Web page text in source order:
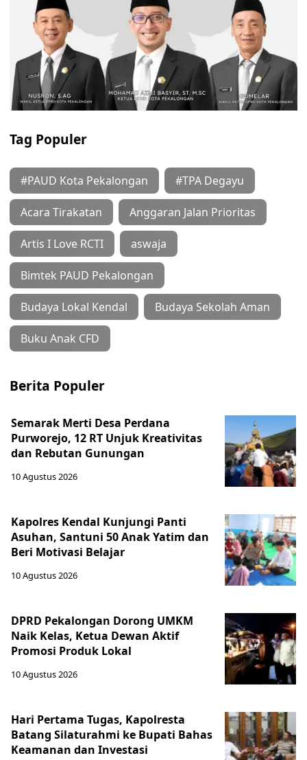
Tag Populer
#PAUD Kota Pekalongan #TPA Degayu
Acara Tirakatan Anggaran Jalan Prioritas
Artis I Love RCTI aswaja
Bimtek PAUD Pekalongan
Budaya Lokal Kendal Budaya Sekolah Aman
Buku Anak CFD
Berita Populer
Semarak Merti Desa Perdana
Purworejo, 12 RT Unjuk Kreativitas
dan Rebutan Gunungan
10 Agustus 2026
Kapolres Kendal Kunjungi Panti
Asuhan, Santuni 50 Anak Yatim dan
Beri Motivasi Belajar
10 Agustus 2026
DPRD Pekalongan Dorong UMKM
Naik Kelas, Ketua Dewan Aktif
Promosi Produk Lokal
10 Agustus 2026
Hari Pertama Tugas, Kapolresta
Batang Silaturahmi ke Bupati Bahas
Keamanan dan Investasi